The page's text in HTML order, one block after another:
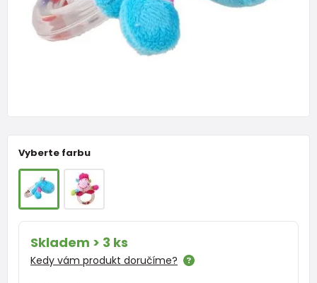
Vyberte farbu
Skladem > 3 ks
Kedy vám produkt doručíme?